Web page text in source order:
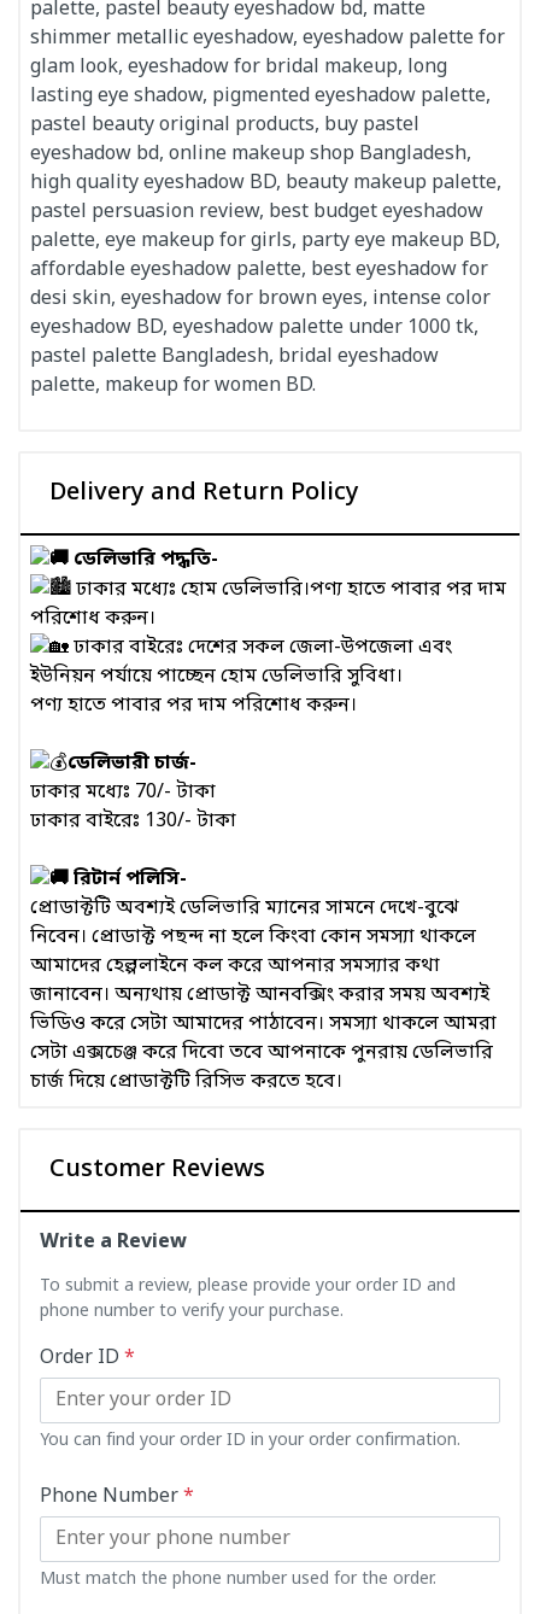
palette, pastel beauty eyeshadow bd, matte
shimmer metallic eyeshadow, eyeshadow palette for
glam look, eyeshadow for bridal makeup, long
lasting eye shadow, pigmented eyeshadow palette,
pastel beauty original products, buy pastel
eyeshadow bd, online makeup shop Bangladesh,
high quality eyeshadow BD, beauty makeup palette,
pastel persuasion review, best budget eyeshadow
palette, eye makeup for girls, party eye makeup BD,
affordable eyeshadow palette, best eyeshadow for
desi skin, eyeshadow for brown eyes, intense color
eyeshadow BD, eyeshadow palette under 1000 tk,
pastel palette Bangladesh, bridal eyeshadow
palette, makeup for women BD.
Delivery and Return Policy
ডেলিভারি পদ্ধতি-
ঢাকার মধ্যেঃ হোম ডেলিভারি।পণ্য হাতে পাবার পর দাম
পরিশোধ করুন।
ঢাকার বাইরেঃ দেশের সকল জেলা-উপজেলা এবং
ইউনিয়ন পর্যায়ে পাচ্ছেন হোম ডেলিভারি সুবিধা।
পণ্য হাতে পাবার পর দাম পরিশোধ করুন।
ডেলিভারী চার্জ-
ঢাকার মধ্যেঃ 70/- টাকা
ঢাকার বাইরেঃ 130/- টাকা
রিটার্ন পলিসি-
প্রোডাক্টটি অবশ্যই ডেলিভারি ম্যানের সামনে দেখে-বুঝে
নিবেন। প্রোডাক্ট পছন্দ না হলে কিংবা কোন সমস্যা থাকলে
আমাদের হেল্পলাইনে কল করে আপনার সমস্যার কথা
জানাবেন। অন্যথায় প্রোডাক্ট আনবক্সিং করার সময় অবশ্যই
ভিডিও করে সেটা আমাদের পাঠাবেন। সমস্যা থাকলে আমরা
সেটা এক্সচেঞ্জ করে দিবো তবে আপনাকে পুনরায় ডেলিভারি
চার্জ দিয়ে প্রোডাক্টটি রিসিভ করতে হবে।
Customer Reviews
Write a Review
To submit a review, please provide your order ID and
phone number to verify your purchase.
Order ID *
You can find your order ID in your order confirmation.
Phone Number*
Must match the phone number used for the order.